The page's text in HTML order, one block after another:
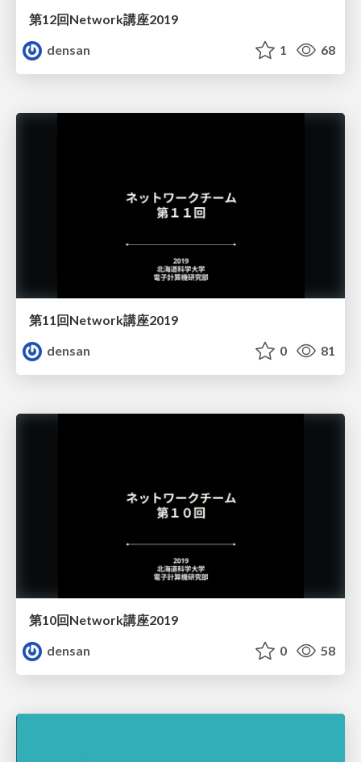
第12回Network講座2019
densan
1 68
第11回Network講座2019
densan
0 81
第10回Network講座2019
densan
0 58